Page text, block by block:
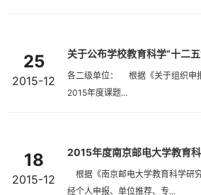
25
2015-12
各二级单位： 根据《关于组织申报学校教育科学“十二五”规划
2015年度课题...
18
2015-12
根据《南京邮电大学教育科学研
经个人申报、单位推荐、专...